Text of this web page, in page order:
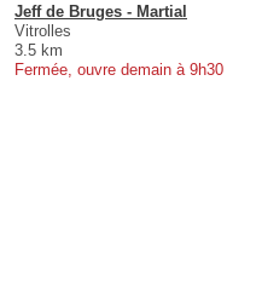
Jeff de Bruges - Martial
Vitrolles
3.5 km
Fermée, ouvre demain à 9h30